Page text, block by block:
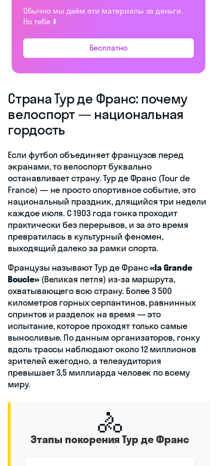
Обычно мы даём эти материалы за деньги.
Но тебе ⬇️
Бесплатно
Страна Тур де Франс: почему
велоспорт — национальная
гордость
Если футбол объединяет французов перед
экранами, то велоспорт буквально
останавливает страну. Тур де Франс (Tour de
France) — не просто спортивное событие, это
национальный праздник, длящийся три недели
каждое июля. С 1903 года гонка проходит
практически без перерывов, и за это время
превратилась в культурный феномен,
выходящий далеко за рамки спорта.
Французы называют Тур де Франс«la Grande
Boucle»(Великая петля) из-за маршрута,
охватывающего всю страну. Более 3 500
километров горных серпантинов, равнинных
спринтов и разделок на время — это
испытание, которое проходят только самые
выносливые. По данным организаторов, гонку
вдоль трассы наблюдают около 12 миллионов
зрителей ежегодно, а телеаудитория
превышает 3,5 миллиарда человек по всему
миру.
🚴
Этапы покорения Тур де Франс